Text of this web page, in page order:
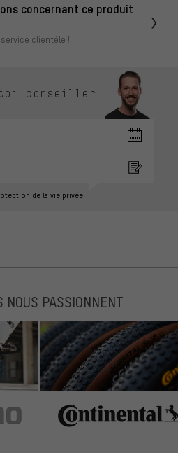
concernant ce produit
clientèle !
conseiller
de la vie privée
NOUS PASSIONNENT